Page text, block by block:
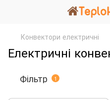
Конвектори електричні
Електричні
Фільтр 1